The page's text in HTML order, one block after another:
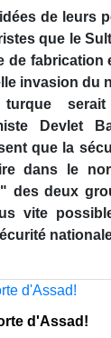
de leurs
que le
de
invasion du
turque
Devlet
que la
dans le
des deux
vite
d'Assad!